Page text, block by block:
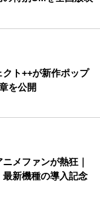
ト++が新作ポップ
を公開
メファンが熱狂｜
新機種の導入記念